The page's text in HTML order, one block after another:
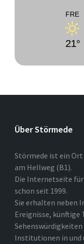
FRE
21°
Über Störmede
Störmede ist ein
am Hellweg (B1).
Die Internetseite
schon seit 1999.
Sie erhalten neben
Ereignisse, künftige
Institutionen in und